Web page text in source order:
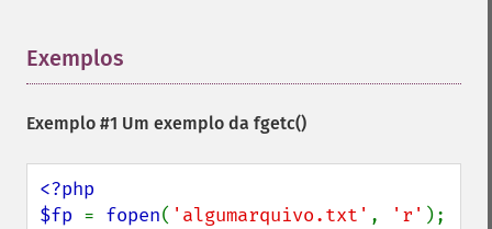
Exemplos
Exemplo #1 Um exemplo da fgetc()
<?php
$fp = fopen( 'algumarquivo.txt' , 'r' );